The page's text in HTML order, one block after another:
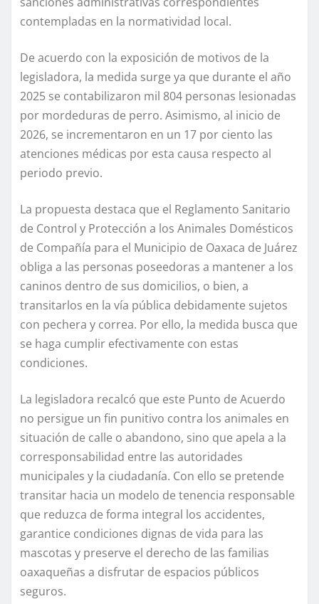
contempladas en la normatividad local.
De acuerdo con la exposición de motivos de la
legisladora, la medida surge ya que durante el año
2025 se contabilizaron mil 804 personas lesionadas
por mordeduras de perro. Asimismo, al inicio de
2026, se incrementaron en un 17 por ciento las
atenciones médicas por esta causa respecto al
periodo previo.
La propuesta destaca que el Reglamento Sanitario
de Control y Protección a los Animales Domésticos
de Compañía para el Municipio de Oaxaca de Juárez
obliga a las personas poseedoras a mantener a los
caninos dentro de sus domicilios, o bien, a
transitarlos en la vía pública debidamente sujetos
con pechera y correa. Por ello, la medida busca que
se haga cumplir efectivamente con estas
condiciones.
La legisladora recalcó que este Punto de Acuerdo
no persigue un fin punitivo contra los animales en
situación de calle o abandono, sino que apela a la
corresponsabilidad entre las autoridades
municipales y la ciudadanía. Con ello se pretende
transitar hacia un modelo de tenencia responsable
que reduzca de forma integral los accidentes,
garantice condiciones dignas de vida para las
mascotas y preserve el derecho de las familias
oaxaqueñas a disfrutar de espacios públicos
seguros.